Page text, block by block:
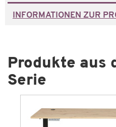
INFORMATIONEN ZUR
Produkte aus
Serie